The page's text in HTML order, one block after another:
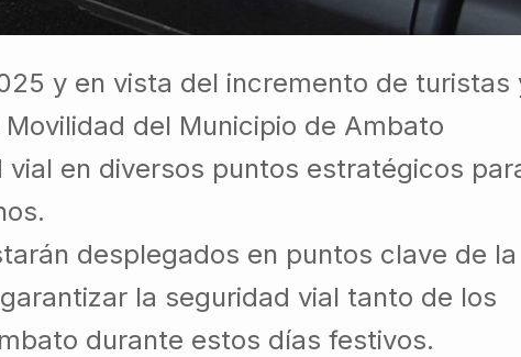
y en vista del incremento de turistas
del Municipio de Ambato
en diversos puntos estratégicos
desplegados en puntos clave de la
la seguridad vial tanto de los
durante estos días festivos.